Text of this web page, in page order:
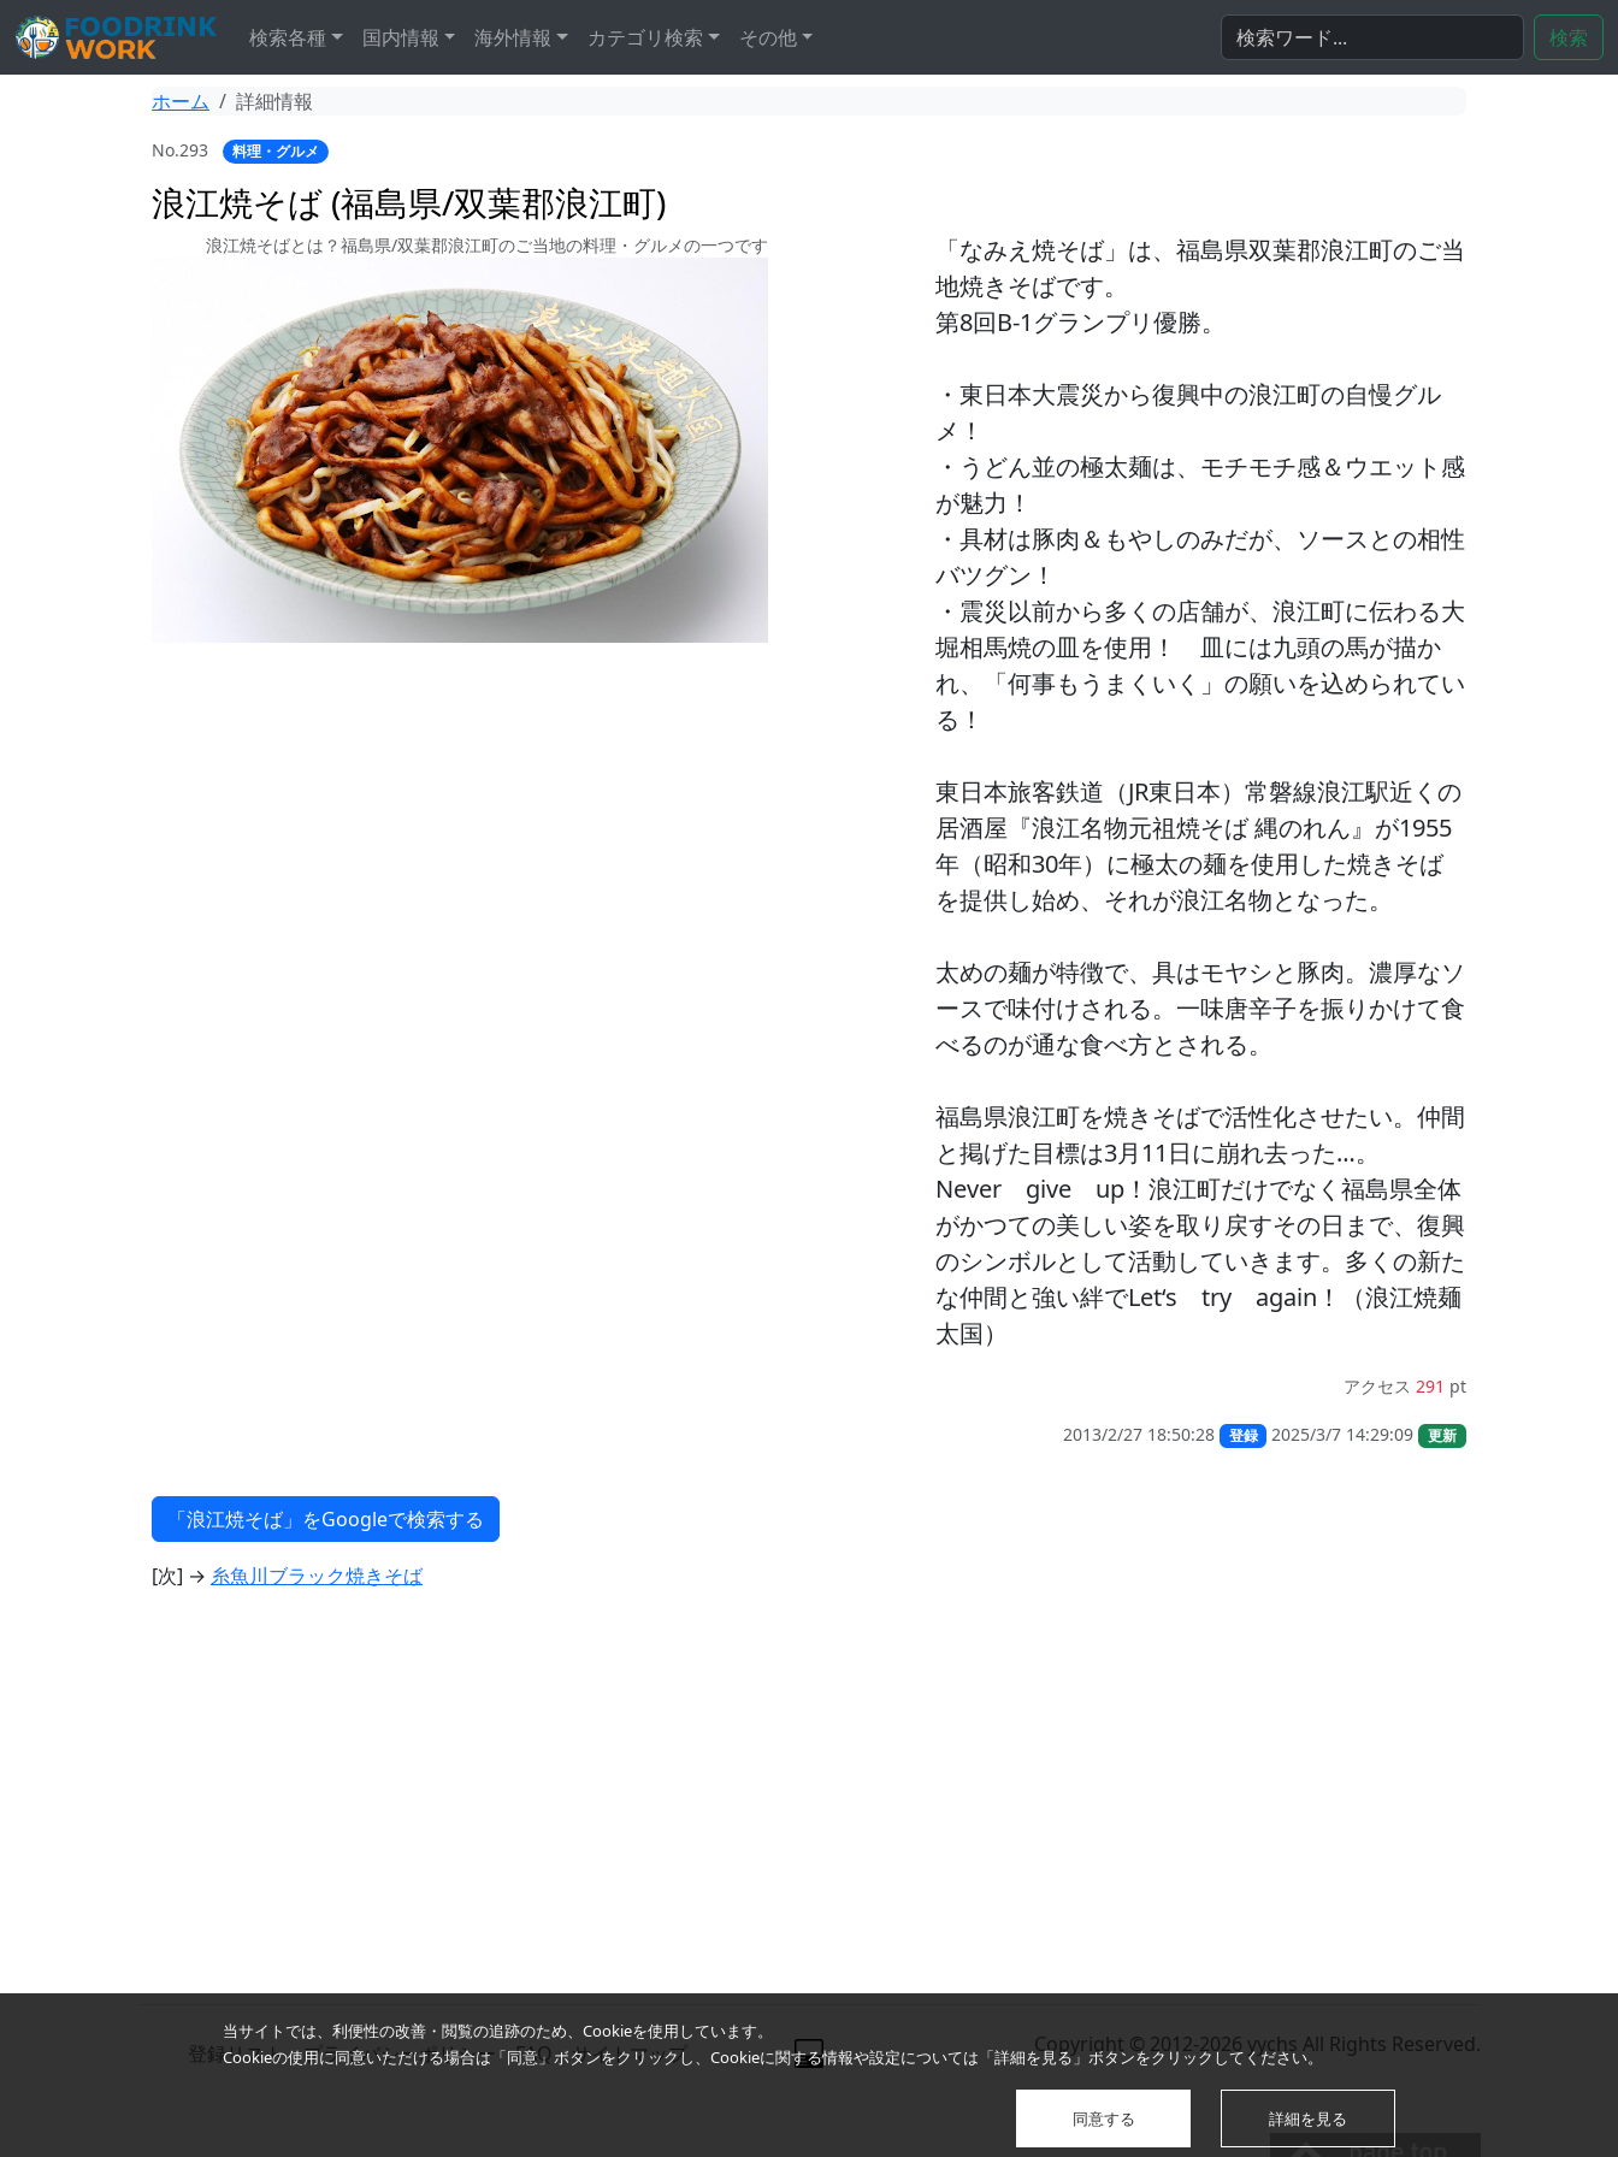
検索各種 国内情報 海外情報 カテゴリ検索 その他 検索
ホーム 詳細情報
No.293 料理・グルメ
浪江焼そば (福島県/双葉郡浪江町)
浪江焼そばとは？福島県/双葉郡浪江町のご当地の料理・グルメの一つです
「なみえ焼そば」は、福島県双葉郡浪江町のご当
地焼きそばです。
第8回B-1グランプリ優勝。
・東日本大震災から復興中の浪江町の自慢グル
メ！
・うどん並の極太麺は、モチモチ感＆ウエット感
が魅力！
・具材は豚肉＆もやしのみだが、ソースとの相性
バツグン！
・震災以前から多くの店舗が、浪江町に伝わる大
堀相馬焼の皿を使用！ 皿には九頭の馬が描か
れ、「何事もうまくいく」の願いを込められてい
る！
東日本旅客鉄道（JR東日本）常磐線浪江駅近くの
居酒屋『浪江名物元祖焼そば 縄のれん』が1955
年（昭和30年）に極太の麺を使用した焼きそば
を提供し始め、それが浪江名物となった。
太めの麺が特徴で、具はモヤシと豚肉。濃厚なソ
ースで味付けされる。一味唐辛子を振りかけて食
べるのが通な食べ方とされる。
福島県浪江町を焼きそばで活性化させたい。仲間
と掲げた目標は3月11日に崩れ去った…。
Never give up！浪江町だけでなく福島県全体
がかつての美しい姿を取り戻すその日まで、復興
のシンボルとして活動していきます。多くの新た
な仲間と強い絆でLet‘s try again！（浪江焼麺
太国）
アクセス 291 pt
2013/2/27 18:50:28 登録 2025/3/7 14:29:09 更新
[次] → 糸魚川ブラック焼きそば
当サイトでは、利便性の改善・閲覧の追跡のため、Cookieを使用しています。
Cookieの使用に同意いただける場合は「同意」ボタンをクリックし、Cookieに関する情報や設定については「詳細を見る」ボタンをクリックしてください。
同意する 詳細を見る
登録リスト プライバシーポリシー FAQ サイトマップ Copyright © 2012-2026 yychs All Rights Reserved.